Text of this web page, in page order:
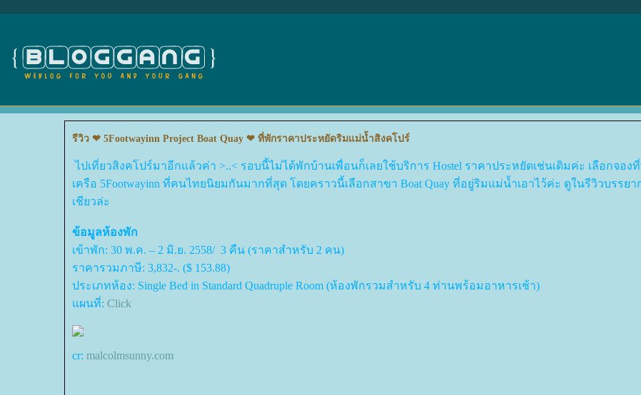
รีวิว ❤ 5Footwayinn Project Boat Quay ❤ ที่พักราคาประหยัดริมแม่น้ำสิงคโปร์
ไปเที่ยวสิงคโปร์มาอีกแล้วค่า >..< รอบนี้ไม่ได้พักบ้านเพื่อนก็เลยใช้บริการ Hostel ราคาประหยัดเช่นเดิมค่ะ เลือกจอง
เครือ 5Footwayinn ที่คนไทยนิยมกันมากที่สุด โดยคราวนี้เลือกสาขา Boat Quay ที่อยู่ริมแม่น้ำเอาไว้ค่ะ ดูในรีวิวบรรยา
เชียวล่ะ
ข้อมูลห้องพัก
เข้าพัก: 30 พ.ค. – 2 มิ.ย. 2558/ 3 คืน (ราคาสำหรับ 2 คน)
ราคารวมภาษี: 3,832-. ($ 153.88)
ประเภทห้อง: Single Bed in Standard Quadruple Room (ห้องพักรวมสำหรับ 4 ท่านพร้อมอาหารเช้า)
ผนที่: Click
cr: malcolmsunny.com